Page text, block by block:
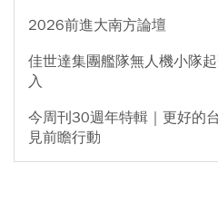
2026前進大南方論壇
佳世達集團艦隊無人機小隊
入
今周刊30週年特輯｜更好的
見前瞻行動